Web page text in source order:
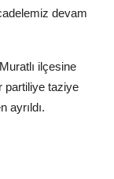
devam
ilçesine
partiliye taziye
ayrıldı.